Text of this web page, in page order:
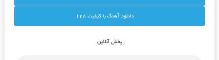
دانلود آهنگ با کيفيت 128
پخش آنلاين